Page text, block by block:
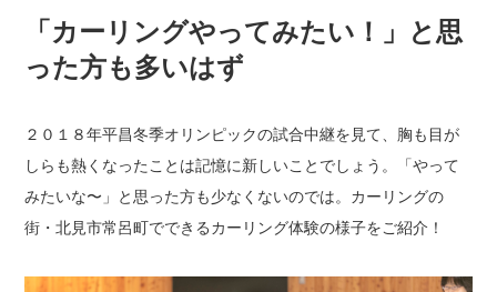
「カーリングやってみたい！」と思
った方も多いはず
２０１８年平昌冬季オリンピックの試合中継を見て、胸も目が
しらも熱くなったことは記憶に新しいことでしょう。
「やって
みたいな〜」と思った方も少なくないのでは。 カーリングの
街・北見市常呂町でできるカーリング体験の様子をご紹介！